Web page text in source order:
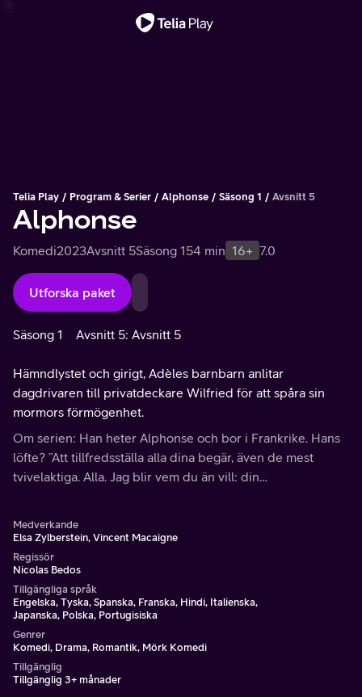
Telia Play Program & Serier Alphonse Säsong 1 Avsnitt 5
Alphonse
Komedi2023Avsnitt 5Säsong 154 min 16+ 7.0
Utforska paket
Säsong 1 Avsnitt 5: Avsnitt 5
Hämndlystet och girigt, Adèles barnbarn anlitar
dagdrivaren till privatdeckare Wilfried för att spåra sin
mormors förmögenhet.
Om serien: Han heter Alphonse och bor i Frankrike. Hans
löfte? ”Att tillfredsställa alla dina begär, även de mest
tvivelaktiga. Alla. Jag blir vem du än vill: din
Medverkande
Elsa Zylberstein, Vincent Macaigne
Regissör
Nicolas Bedos
Tillgängliga språk
Engelska, Tyska, Spanska, Franska, Hindi, Italienska,
Japanska, Polska, Portugisiska
Genrer
Komedi, Drama, Romantik, Mörk Komedi
Tillgänglig
Tillgänglig 3+ månader